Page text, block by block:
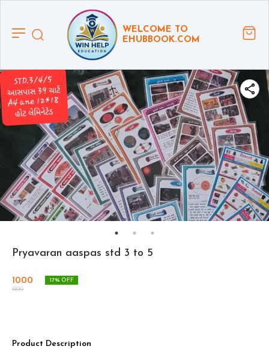
WELCOME TO
EHUBBOOK.COM
Pryavaran aaspas std 3 to 5
1000
1200
17% OFF
Product Description